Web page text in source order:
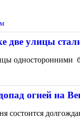
две улицы
односторонними
огней на
состоится